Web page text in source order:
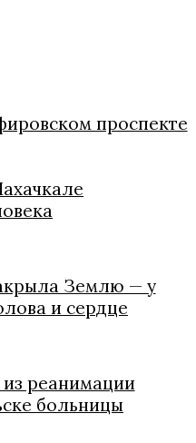
проспекте
Землю — у
и сердце
из реанимации
больницы